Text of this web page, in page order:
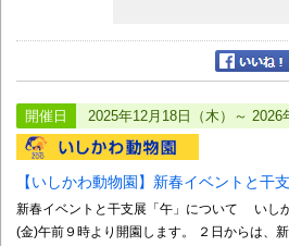
開催日 2025年12月18日（木）～ 2026
【いしかわ動物園】新春イベントと干
新春イベントと干支展「午」について いし
(金)午前９時より開園します。 ２日からは、